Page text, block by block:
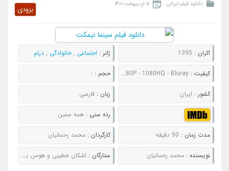
دانلود فیلم ایرانی ۵ اردیبهشت ۱۴۰۱
بزودی
اکران : 1395 ژانر : اجتماعی ,خانوادگی , درام
کیفیت :480P - 720P - 1080P - 1080HQ - Bluray حجم : -
کشور : ایران زبان : فارسی
: رده سنی : همه سنین
مدت زمان : 90 دقیقه کارگردان : محمد رحمانیان
نویسنده :محمد رحمانیان ستارگان : اشکان خطیبی و هومن برق نورد